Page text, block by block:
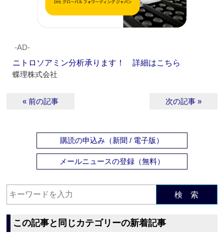
‐AD‐
ニトロソアミン分析承ります！ 詳細はこちら
蝶理株式会社
« 前の記事 次の記事 »
購読の申込み（新聞 / 電子版）
メールニュースの登録（無料）
検 索
この記事と同じカテゴリーの新着記事